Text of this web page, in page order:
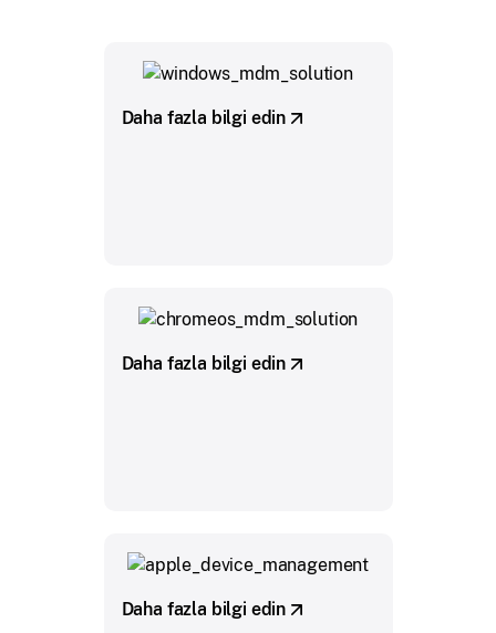
Daha fazla bilgi edin
Daha fazla bilgi edin
Daha fazla bilgi edin